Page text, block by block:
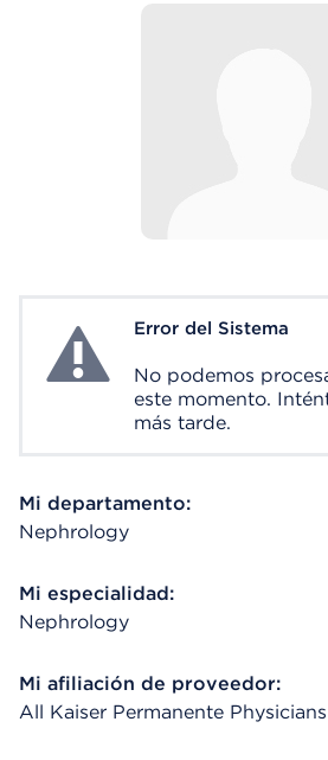
System ErrorError del Sistema
No podemos
este momento.
más tarde.
Mi departamento:
Nephrology
Mi especialidad:
Nephrology
Mi afiliación de proveedor:
All Kaiser Permanente